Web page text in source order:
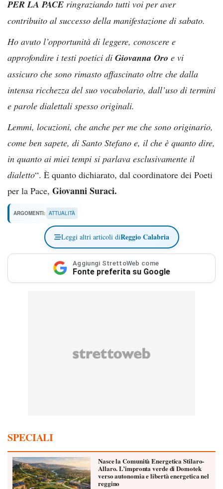
PER LA PACE ringraziando tutti voi per aver
contribuito al successo della manifestazione di sabato.
Ho avuto l’opportunità di leggere, conoscere e
approfondire i testi poetici di Giovanna Oro e vi
assicuro che sono rimasto affascinato oltre che dalla
intensa ricchezza del suo vocabolario, dall’uso di termini
e parole dialettali spesso originali.
Lemmi, locuzioni, che anche per me che sono originario,
come ben sapete, di Santo Stefano e, il che è quanto dire,
in quanto ai miei tempi si parlava esclusivamente il
dialetto“. È quanto dichiarato, dal coordinatore dei Poeti
per la Pace, Giovanni Suraci.
ARGOMENTI: ATTUALITÀ
Leggi altri articoli diReggio Calabria
Aggiungi StrettoWeb come
Fonte preferita su Google
SPECIALI
Nasce la Comunità Energetica Stilaro-
Allaro. L’impronta verde di Domotek
verso autonomia e libertà energetica nel
reggino